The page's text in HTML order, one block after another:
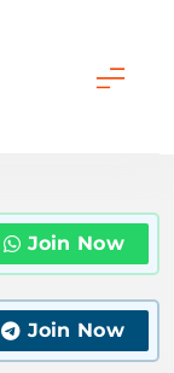
| कल का
सबसे
Join Now
Join Now